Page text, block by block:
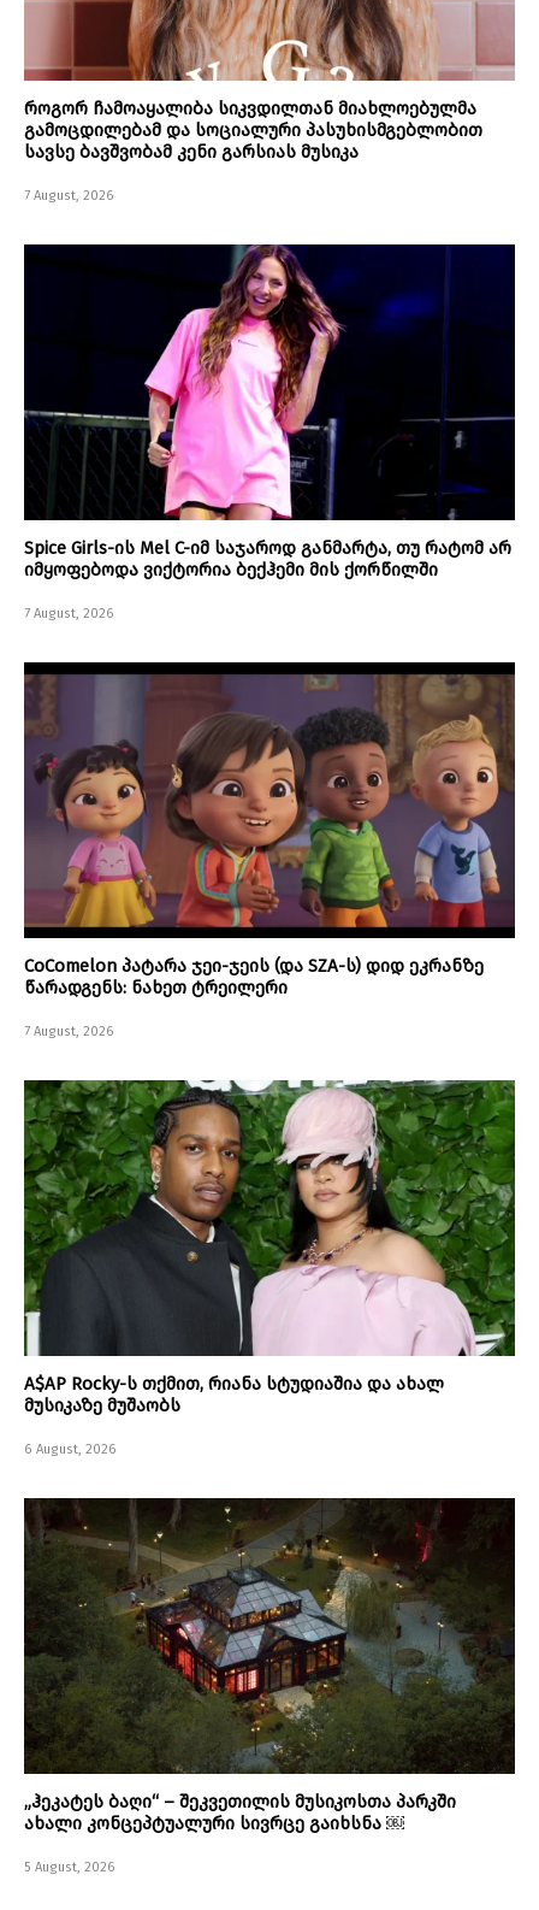
როგორ ჩამოაყალიბა სიკვდილთან მიახლოებულმა
გამოცდილებამ და სოციალური პასუხისმგებლობით
სავსე ბავშვობამ კენი გარსიას მუსიკა
7 August, 2026
Spice Girls-ის Mel C-იმ საჯაროდ განმარტა, თუ რატომ არ
იმყოფებოდა ვიქტორია ბექჰემი მის ქორწილში
7 August, 2026
CoComelon პატარა ჯეი-ჯეის (და SZA-ს) დიდ ეკრანზე
წარადგენს: ნახეთ ტრეილერი
7 August, 2026
A$AP Rocky-ს თქმით, რიანა სტუდიაშია და ახალ
მუსიკაზე მუშაობს
6 August, 2026
„ჰეკატეს ბაღი“ – შეკვეთილის მუსიკოსთა პარკში
ახალი კონცეპტუალური სივრცე გაიხსნა ￼
5 August, 2026